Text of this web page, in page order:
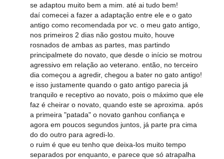
se adaptou muito bem a mim. até ai tudo bem!
daí comecei a fazer a adaptação entre ele e o gato
antigo como recomendada por vc. o meu gato antigo,
nos primeiros 2 dias não gostou muito, houve
rosnados de ambas as partes, mas partindo
principalmete do novato, que desde o início se motrou
agressivo em relação ao veterano. então, no terceiro
dia começou a agredir, chegou a bater no gato antigo!
e isso justamente quando o gato antigo parecia já
tranquilo e receptivo ao novato, pois o máximo que ele
faz é cheirar o novato, quando este se aproxima. após
a primeira "patada" o novato ganhou confiança e
agora em poucos segundos juntos, já parte pra cima
do do outro para agredi-lo.
o ruim é que eu tenho que deixa-los muito tempo
separados por enquanto, e parece que só atrapalha